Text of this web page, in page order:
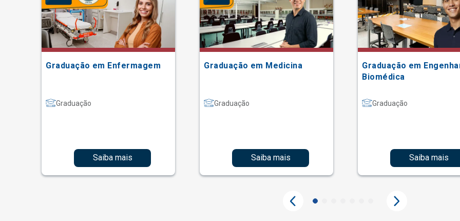
Graduação em Enfermagem
Graduação
Saiba mais
Graduação em Medicina
Graduação
Saiba mais
Graduação em
Biomédica
Graduação
Saiba mais